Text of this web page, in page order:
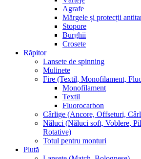
Agrafe
Mărgele și protecții
Stopore
Burghii
Crosete
Răpitor
Lansete de spinning
Mulinete
Fire (Textil, Monofilament,
Monofilament
Textil
Fluorocarbon
Cârlige (Ancore, Offseturi,
Năluci (Năluci soft, Voblere,
Rotative)
Totul pentru monturi
Plută